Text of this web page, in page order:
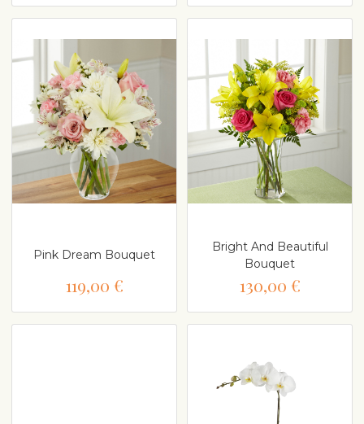
Pink Dream Bouquet
119,00 €
Bright And Beautiful
Bouquet
130,00 €